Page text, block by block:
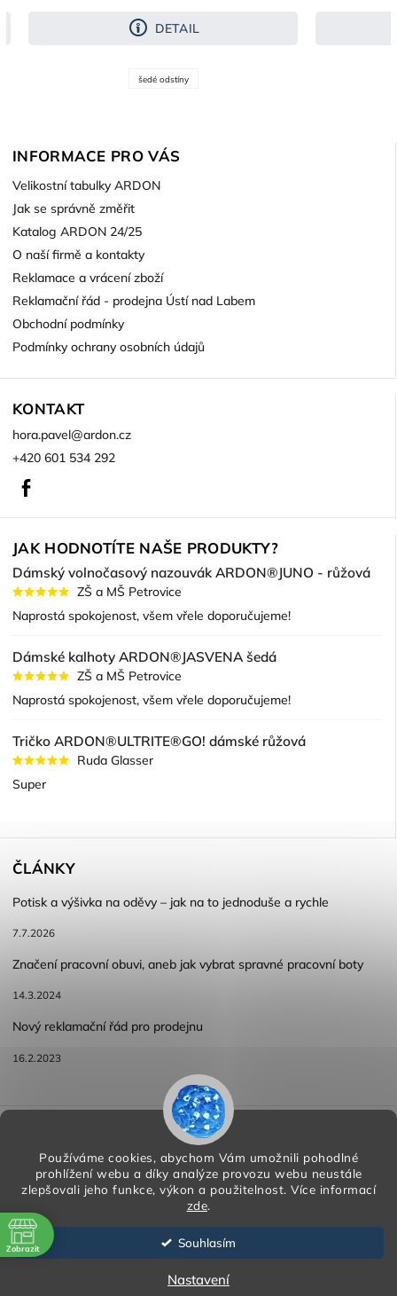
Používáme cookies, abychom Vám umožnili pohodlné
prohlížení webu a díky analýze provozu webu neustále
zlepšovali jeho funkce, výkon a použitelnost. Více informací
zde.
Souhlasím
Nastavení
DETAIL
šedé odstíny
INFORMACE PRO VÁS
Velikostní tabulky ARDON
Jak se správně změřit
Katalog ARDON 24/25
O naší firmě a kontakty
Reklamace a vrácení zboží
Reklamační řád - prodejna Ústí nad Labem
Obchodní podmínky
Podmínky ochrany osobních údajů
KONTAKT
hora.pavel@ardon.cz
+420 601 534 292
JAK HODNOTÍTE NAŠE PRODUKTY?
Dámský volnočasový nazouvák ARDON®JUNO - růžová
ZŠ a MŠ Petrovice
Naprostá spokojenost, všem vřele doporučujeme!
Dámské kalhoty ARDON®JASVENA šedá
ZŠ a MŠ Petrovice
Naprostá spokojenost, všem vřele doporučujeme!
Tričko ARDON®ULTRITE®GO! dámské růžová
Ruda Glasser
Super
ČLÁNKY
Potisk a výšivka na oděvy – jak na to jednoduše a rychle
7.7.2026
Značení pracovní obuvi, aneb jak vybrat spravné pracovní boty
14.3.2024
Nový reklamační řád pro prodejnu
16.2.2023
Reklamace a vracení zboží
Podmínky ochrany osobních údajů
Copyright 2026 HORA PP s.r.o.
Shoptet | Design
Zobrazit